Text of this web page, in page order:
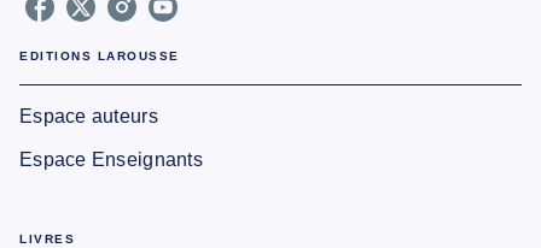
EDITIONS LAROUSSE
Espace auteurs
Espace Enseignants
LIVRES